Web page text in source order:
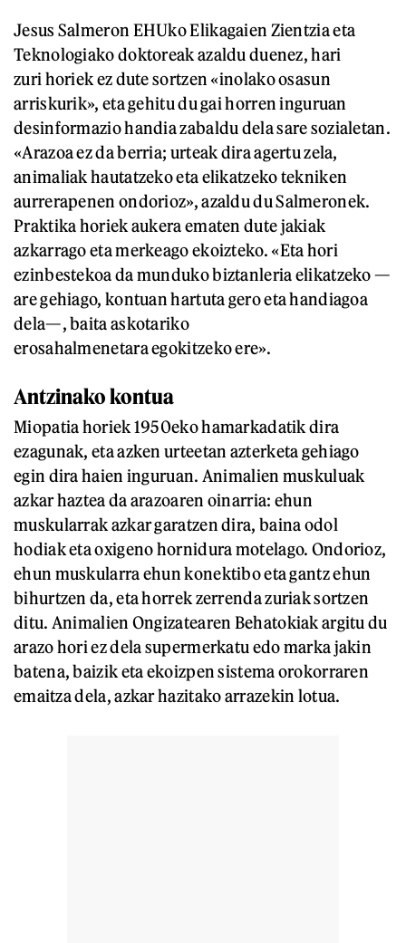
Jesus Salmeron EHUko Elikagaien Zientzia eta
Teknologiako doktoreak azaldu duenez, hari
zuri horiek ez dute sortzen «inolako osasun
arriskurik», eta gehitu du gai horren inguruan
desinformazio handia zabaldu dela sare sozialetan.
«Arazoa ez da berria; urteak dira agertu zela,
animaliak hautatzeko eta elikatzeko tekniken
aurrerapenen ondorioz», azaldu du Salmeronek.
Praktika horiek aukera ematen dute jakiak
azkarrago eta merkeago ekoizteko. «Eta hori
ezinbestekoa da munduko biztanleria elikatzeko —
are gehiago, kontuan hartuta gero eta handiagoa
dela—, baita askotariko
erosahalmenetara egokitzeko ere».
Antzinako kontua
Miopatia horiek 1950eko hamarkadatik dira
ezagunak, eta azken urteetan azterketa gehiago
egin dira haien inguruan. Animalien muskuluak
azkar haztea da arazoaren oinarria: ehun
muskularrak azkar garatzen dira, baina odol
hodiak eta oxigeno hornidura motelago. Ondorioz,
ehun muskularra ehun konektibo eta gantz ehun
bihurtzen da, eta horrek zerrenda zuriak sortzen
ditu. Animalien Ongizatearen Behatokiak argitu du
arazo hori ez dela supermerkatu edo marka jakin
batena, baizik eta ekoizpen sistema orokorraren
emaitza dela, azkar hazitako arrazekin lotua.